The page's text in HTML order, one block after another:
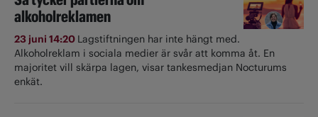
alkoholreklamen
23 juni 14:20 Lagstiftningen har inte hängt med.
Alkoholreklam i sociala medier är svår att komma åt. En
majoritet vill skärpa lagen, visar tankesmedjan Nocturums
enkät.